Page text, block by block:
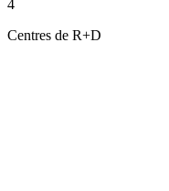
4
Centres de R+D